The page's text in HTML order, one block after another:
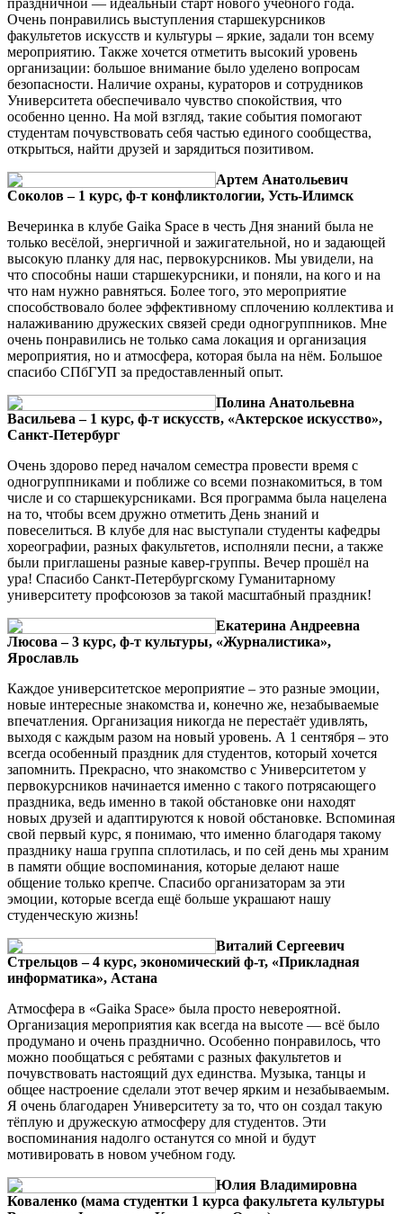
Очень понравились выступления старшекурсников
факультетов искусств и культуры – яркие, задали тон всему
мероприятию. Также хочется отметить высокий уровень
организации: большое внимание было уделено вопросам
безопасности. Наличие охраны, кураторов и сотрудников
Университета обеспечивало чувство спокойствия, что
особенно ценно. На мой взгляд, такие события помогают
студентам почувствовать себя частью единого сообщества,
открыться, найти друзей и зарядиться позитивом.
Артем Анатольевич
Соколов – 1 курс, ф-т конфликтологии, Усть-Илимск
Вечеринка в клубе Gaika Space в честь Дня знаний была не
только весёлой, энергичной и зажигательной, но и задающей
высокую планку для нас, первокурсников. Мы увидели, на
что способны наши старшекурсники, и поняли, на кого и на
что нам нужно равняться. Более того, это мероприятие
способствовало более эффективному сплочению коллектива и
налаживанию дружеских связей среди одногруппников. Мне
очень понравились не только сама локация и организация
мероприятия, но и атмосфера, которая была на нём. Большое
спасибо СПбГУП за предоставленный опыт.
Полина Анатольевна
Васильева – 1 курс, ф-т искусств, «Актерское искусство»,
Санкт-Петербург
Очень здорово перед началом семестра провести время с
одногруппниками и поближе со всеми познакомиться, в том
числе и со старшекурсниками. Вся программа была нацелена
на то, чтобы всем дружно отметить День знаний и
повеселиться. В клубе для нас выступали студенты кафедры
хореографии, разных факультетов, исполняли песни, а также
были приглашены разные кавер-группы. Вечер прошёл на
ура! Спасибо Санкт-Петербургскому Гуманитарному
университету профсоюзов за такой масштабный праздник!
Екатерина Андреевна
Люсова – 3 курс, ф-т культуры, «Журналистика»,
Ярославль
Каждое университетское мероприятие – это разные эмоции,
новые интересные знакомства и, конечно же, незабываемые
впечатления. Организация никогда не перестаёт удивлять,
выходя с каждым разом на новый уровень. А 1 сентября – это
всегда особенный праздник для студентов, который хочется
запомнить. Прекрасно, что знакомство с Университетом у
первокурсников начинается именно с такого потрясающего
праздника, ведь именно в такой обстановке они находят
новых друзей и адаптируются к новой обстановке. Вспоминая
свой первый курс, я понимаю, что именно благодаря такому
празднику наша группа сплотилась, и по сей день мы храним
в памяти общие воспоминания, которые делают наше
общение только крепче. Спасибо организаторам за эти
эмоции, которые всегда ещё больше украшают нашу
студенческую жизнь!
Виталий Сергеевич
Стрельцов – 4 курс, экономический ф-т, «Прикладная
информатика», Астана
Атмосфера в «Gaika Space» была просто невероятной.
Организация мероприятия как всегда на высоте — всё было
продумано и очень празднично. Особенно понравилось, что
можно пообщаться с ребятами с разных факультетов и
почувствовать настоящий дух единства. Музыка, танцы и
общее настроение сделали этот вечер ярким и незабываемым.
Я очень благодарен Университету за то, что он создал такую
тёплую и дружескую атмосферу для студентов. Эти
воспоминания надолго останутся со мной и будут
мотивировать в новом учебном году.
Юлия Владимировна
Коваленко (мама студентки 1 курса факультета культуры